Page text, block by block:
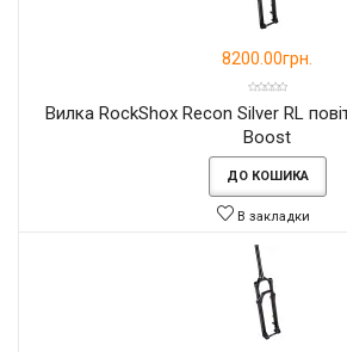
8200.00грн.
Вилка RockShox Recon Silver RL
Boost
ДО КОШИКА
В закладки